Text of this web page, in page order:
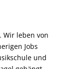
Wir leben von
Jobs
und